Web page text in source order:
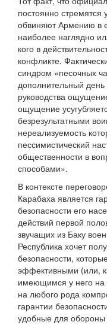
постоянно стремятся
обвиняют Армению в
наиболее наглядно
кого в
конфликте.
синдром «песочных
дополнительный день
руководства
ощущение
безрезультатными
нереализуемость
пессимистический
общественности в
способами».
В контексте
Карабаха является
безопасности его
действий первой
звучащих из Баку
Республика хочет
безопасности,
эффективными (или,
имеющимся у него
на любого рода
гарантии
удобные для обороны